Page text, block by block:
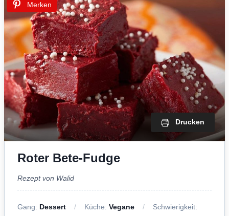
Merken
Drucken
Roter Bete-Fudge
Rezept von Walid
Gang: Dessert Küche: Vegane Schwierigkeit: